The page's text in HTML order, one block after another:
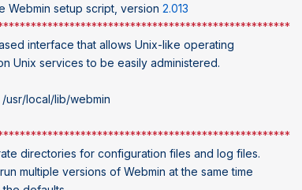
Webmin setup script, version 2.013
interface that allows Unix-like operating
Unix services to be easily administered.
/usr/local/lib/webmin
directories for configuration files and log files.
run multiple versions of Webmin at the same time